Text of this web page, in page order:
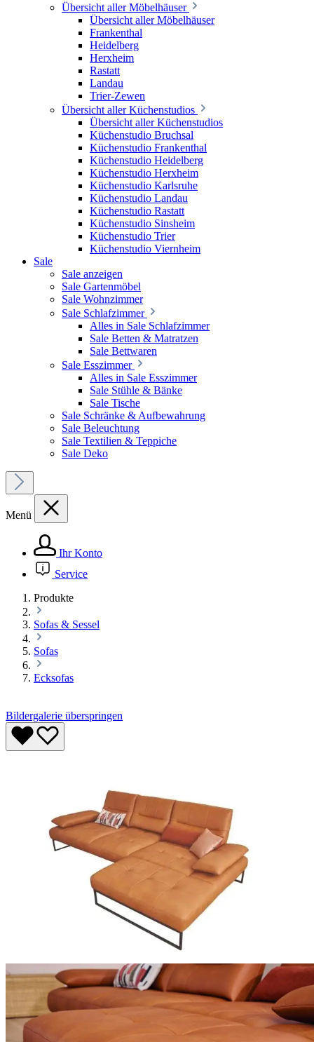
Übersicht aller Möbelhäuser
Übersicht aller Möbelhäuser
Frankenthal
Heidelberg
Herxheim
Rastatt
Landau
Trier-Zewen
Übersicht aller Küchenstudios
Übersicht aller Küchenstudios
Küchenstudio Bruchsal
Küchenstudio Frankenthal
Küchenstudio Heidelberg
Küchenstudio Herxheim
Küchenstudio Karlsruhe
Küchenstudio Landau
Küchenstudio Rastatt
Küchenstudio Sinsheim
Küchenstudio Trier
Küchenstudio Viernheim
Sale
Sale anzeigen
Sale Gartenmöbel
Sale Wohnzimmer
Sale Schlafzimmer
Alles in Sale Schlafzimmer
Sale Betten & Matratzen
Sale Bettwaren
Sale Esszimmer
Alles in Sale Esszimmer
Sale Stühle & Bänke
Sale Tische
Sale Schränke & Aufbewahrung
Sale Beleuchtung
Sale Textilien & Teppiche
Sale Deko
Menü
Ihr Konto
Service
Produkte
Sofas & Sessel
Sofas
Ecksofas
Bildergalerie überspringen